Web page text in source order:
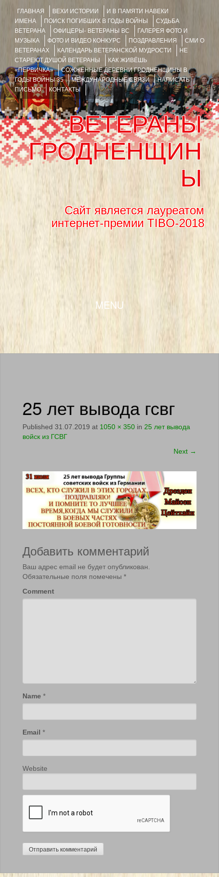
ГЛАВНАЯ ВЕХИ ИСТОРИИ
И В ПАМЯТИ НАВЕКИ
ИМЕНА
ПОИСК ПОГИБШИХ В ГОДЫ ВОЙНЫ
СУДЬБА
ВЕТЕРАНА
ОФИЦЕРЫ- ВЕТЕРАНЫ ВС
ГАЛЕРЕЯ ФОТО И
МУЗЫКА
ФОТО И ВИДЕО КОНКУРС ПОЗДРАВЛЕНИЯ
СМИ О
ВЕТЕРАНАХ
КАЛЕНДАРЬ ВЕТЕРАНСКОЙ МУДРОСТИ
НЕ
СТАРЕЮТ ДУШОЙ ВЕТЕРАНЫ
КАК ЖИВЁШЬ
«ПЕРВИЧКА»
СОЖЖЁННЫЕ ДЕРЕВНИ ГРОДНЕНЩИНЫ В
ГОДЫ ВОЙНЫ 35
МЕЖДУНАРОДНЫЕ СВЯЗИ
НАПИСАТЬ
ПИСЬМО
КОНТАКТЫ
ВЕТЕРАНЫ
ГРОДНЕНЩИН
Ы
Сайт является лауреатом
интернет-премии TIBO-2018
MENU
SKIP TO CONTENT
25 лет вывода гсвг
Published 31.07.2019 at 1050 × 350 in 25 лет вывода
войск из ГСВГ
Next →
Добавить комментарий
Ваш адрес email не будет опубликован.
Обязательные поля помечены *
Comment
Name *
Email *
Website